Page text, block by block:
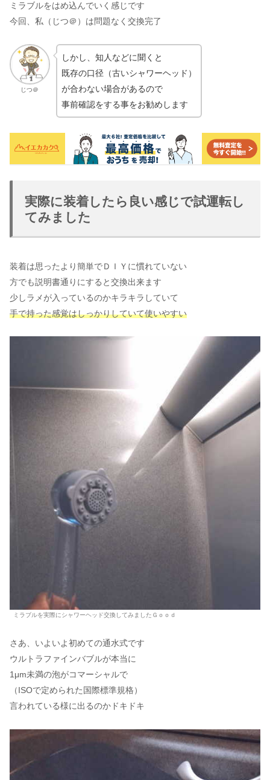
ミラブルをはめ込んでいく感じです
今回、私（じつ＠）は問題なく交換完了
じつ＠
しかし、知人などに聞くと
既存の口径（古いシャワーヘッド）
が合わない場合があるので
事前確認をする事をお勧めします
実際に装着したら良い感じで試運転し
てみました
装着は思ったより簡単でＤＩＹに慣れていない
方でも説明書通りにすると交換出来ます
少しラメが入っているのかキラキラしていて
手で持った感覚はしっかりしていて使いやすい
ミラブルを実際にシャワーヘッド交換してみましたＧｏｏｄ
さあ、いよいよ初めての通水式です
ウルトラファインバブルが本当に
1μm未満の泡がコマーシャルで
（ISOで定められた国際標準規格）
言われている様に出るのかドキドキ